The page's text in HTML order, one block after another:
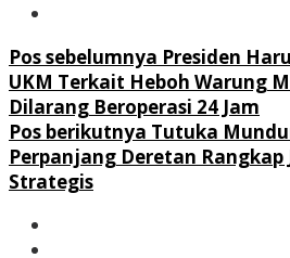
Navigasi
pos
Pos sebelumnya Presiden
UKM Terkait Heboh Warung
Dilarang Beroperasi 24 Jam
Pos berikutnya Tutuka
Perpanjang Deretan Rangkap
Strategis